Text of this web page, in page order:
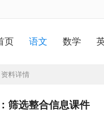
页 语文 数学
资料详情
筛选整合信息课件